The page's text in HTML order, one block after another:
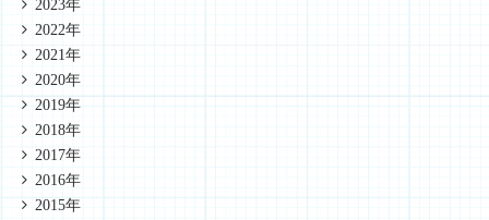
2023年
2022年
2021年
2020年
2019年
2018年
2017年
2016年
2015年